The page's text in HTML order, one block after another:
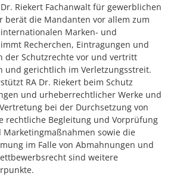
Riekert Fachanwalt für gewerblichen
berät die Mandanten vor allem zum
Marken- und
Recherchen, Eintragungen und
der Schutzrechte vor und vertritt
und gerichtlich im Verletzungsstreit.
RA Dr. Riekert beim Schutz
und urheberrechtlicher Werke und
bei der Durchsetzung von
rechtliche Begleitung und Vorprüfung
Marketingmaßnahmen sowie die
im Falle von Abmahnungen und
sind weitere